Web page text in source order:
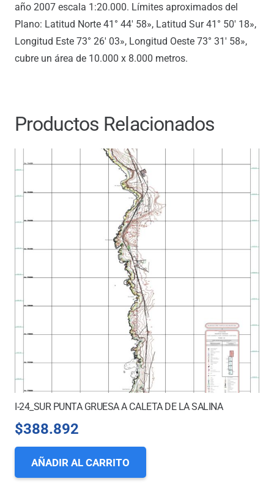
año 2007 escala 1:20.000. Límites aproximados del
Plano: Latitud Norte 41° 44′ 58», Latitud Sur 41° 50′ 18»,
Longitud Este 73° 26′ 03», Longitud Oeste 73° 31′ 58»,
cubre un área de 10.000 x 8.000 metros.
Productos Relacionados
I-24_SUR PUNTA GRUESA A CALETA DE LA SALINA
$388.892
AÑADIR AL CARRITO